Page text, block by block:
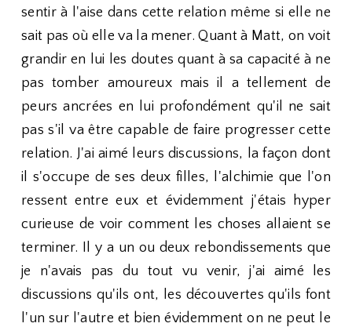
sentir à l'aise dans cette relation même si elle ne
sait pas où elle va la mener. Quant à Matt, on voit
grandir en lui les doutes quant à sa capacité à ne
pas tomber amoureux mais il a tellement de
peurs ancrées en lui profondément qu'il ne sait
pas s'il va être capable de faire progresser cette
relation. J'ai aimé leurs discussions, la façon dont
il s'occupe de ses deux filles, l'alchimie que l'on
ressent entre eux et évidemment j'étais hyper
curieuse de voir comment les choses allaient se
terminer. Il y a un ou deux rebondissements que
je n'avais pas du tout vu venir, j'ai aimé les
discussions qu'ils ont, les découvertes qu'ils font
l'un sur l'autre et bien évidemment on ne peut le